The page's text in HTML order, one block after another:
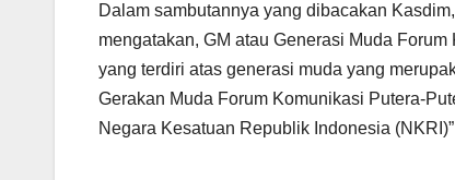
Dalam sambutannya yang dibacakan
mengatakan, GM atau Generasi Muda
yang terdiri atas generasi muda yang
Gerakan Muda Forum Komunikasi Putera-
Negara Kesatuan Republik Indonesia